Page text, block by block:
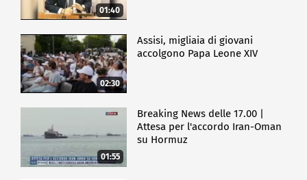
01:40
02:30
Assisi, migliaia di giovani
accolgono Papa Leone XIV
01:55
Breaking News delle 17.00 |
Attesa per l'accordo Iran-Oman
su Hormuz